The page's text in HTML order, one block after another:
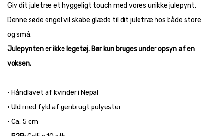
Giv dit juletræ et hyggeligt touch med vores unikke julepynt.
Denne søde engel vil skabe glæde til dit juletræ hos både store
og små.
Julepynten er ikke legetøj. Bør kun bruges under opsyn af en
voksen.
• Håndlavet af kvinder i Nepal
• Uld med fyld af genbrugt polyester
• Ca. 5 cm